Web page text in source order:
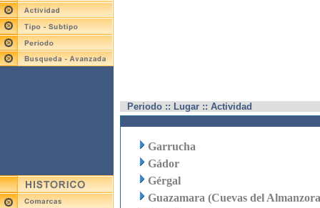
Periodo :: Lugar :: Actividad
Garrucha
Gádor
Gérgal
Guazamara (Cuevas del